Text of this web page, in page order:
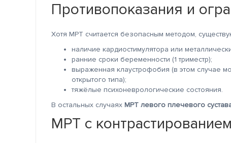
Противопоказания и
Хотя МРТ считается безопасным методом,
наличие кардиостимулятора или
ранние сроки беременности (1 триместр);
выраженная клаустрофобия (в этом случае
открытого типа);
тяжёлые психоневрологические состояния.
В остальных случаях МРТ левого плечевого
МРТ с